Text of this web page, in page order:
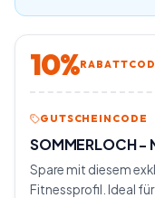
10%
GUTSCHEINCODE
SOMMERLOCH -
Spare mit diesem
Fitnessprofil. Ideal